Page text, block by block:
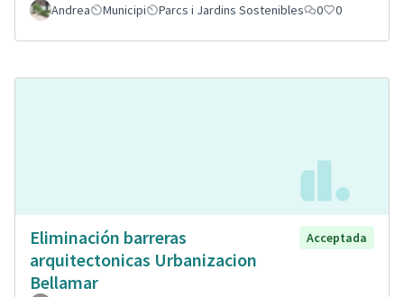
Andrea Municipi Parcs i Jardins Sostenibles 0 0
Eliminación barreras
arquitectonicas Urbanizacion
Bellamar
Acceptada